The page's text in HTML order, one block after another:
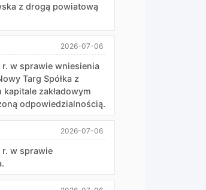
z drogą powiatową
2026-07-06
r. w sprawie wniesienia
Targ Spółka z
zakładowym
odpowiedzialnością.
2026-07-06
r. w sprawie